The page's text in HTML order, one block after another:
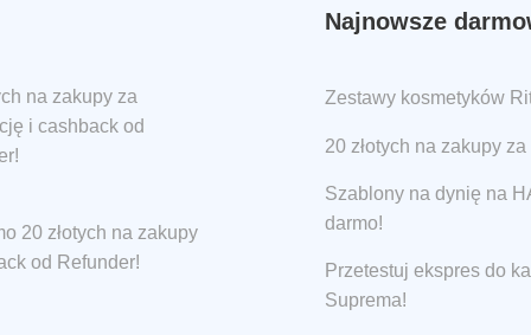
na zakupy za
i cashback od
20 złotych na zakupy
od Refunder!
Najnowsze
Zestawy kosmetyków
20 złotych na zakupy
Szablony na dynię na
darmo!
Przetestuj ekspres do
Suprema!